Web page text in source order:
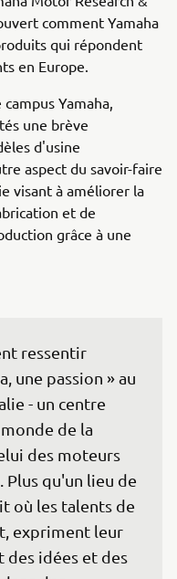
comment Yamaha
qui répondent
en Europe.
Yamaha,
une brève
d'usine
aspect du savoir-faire
visant à améliorer la
et de
grâce à une
ressentir
une passion » au
- un centre
de la
des moteurs
Plus qu'un lieu de
où les talents de
expriment leur
des idées et des